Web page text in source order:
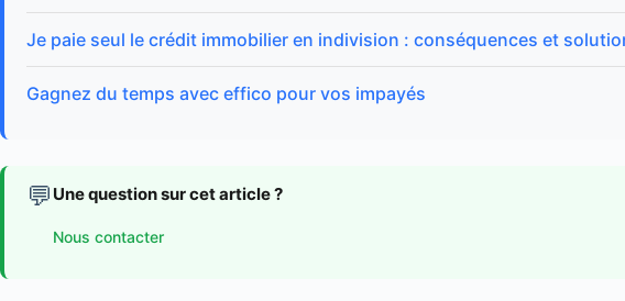
Je paie seul le crédit immobilier en indivision : conséquences et
Gagnez du temps avec effico pour vos impayés
💬 Une question sur cet article ?
Nous contacter